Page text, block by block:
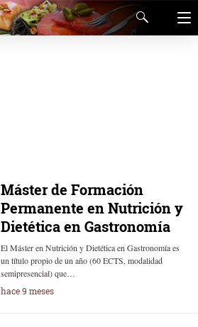
Máster de Formación
Permanente en Nutrición y
Dietética en Gastronomía
El Máster en Nutrición y Dietética en Gastronomía es
un título propio de un año (60 ECTS, modalidad
semipresencial) que…
hace 9 meses